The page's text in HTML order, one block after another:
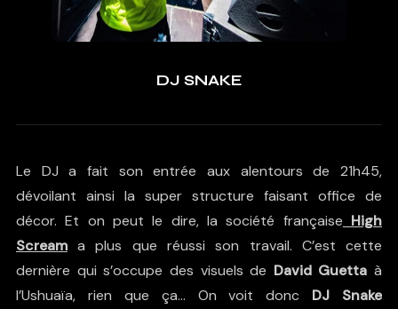
DJ SNAKE
Le DJ a fait son entrée aux alentours de 21h45,
dévoilant ainsi la super structure faisant office de
décor. Et on peut le dire, la société française High
Screama plus que réussi son travail. C’est cette
dernière qui s’occupe des visuels de David Guetta à
l’Ushuaïa, rien que ça… On voit donc DJ Snake